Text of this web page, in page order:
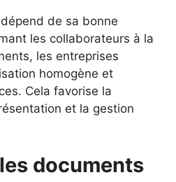
dépend de sa bonne
les collaborateurs à la
les entreprises
homogène et
Cela favorise la
et la gestion
documents